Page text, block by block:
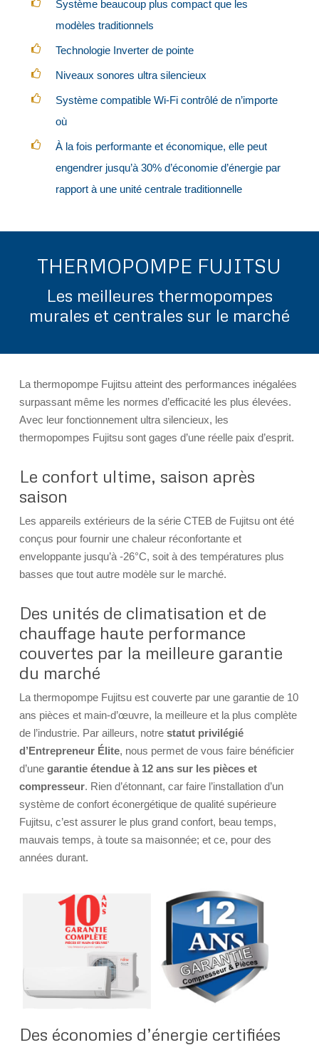
Système beaucoup plus compact que les
modèles traditionnels
Technologie Inverter de pointe
Niveaux sonores ultra silencieux
Système compatible Wi-Fi contrôlé de n’importe
où
À la fois performante et économique, elle peut
engendrer jusqu’à 30% d’économie d’énergie par
rapport à une unité centrale traditionnelle
THERMOPOMPE FUJITSU
Les meilleures thermopompes
murales et centrales sur le marché
La thermopompe Fujitsu atteint des performances inégalées
surpassant même les normes d’efficacité les plus élevées.
Avec leur fonctionnement ultra silencieux, les
thermopompes Fujitsu sont gages d’une réelle paix d’esprit.
Le confort ultime, saison après
saison
Les appareils extérieurs de la série CTEB de Fujitsu ont été
conçus pour fournir une chaleur réconfortante et
enveloppante jusqu’à -26°C, soit à des températures plus
basses que tout autre modèle sur le marché.
Des unités de climatisation et de
chauffage haute performance
couvertes par la meilleure garantie
du marché
La thermopompe Fujitsu est couverte par une garantie de 10
ans pièces et main-d’œuvre, la meilleure et la plus complète
de l’industrie. Par ailleurs, notre statut privilégié
d’Entrepreneur Élite, nous permet de vous faire bénéficier
d’une garantie étendue à 12 ans sur les pièces et
compresseur. Rien d’étonnant, car faire l’installation d’un
système de confort éconergétique de qualité supérieure
Fujitsu, c’est assurer le plus grand confort, beau temps,
mauvais temps, à toute sa maisonnée; et ce, pour des
années durant.
Des économies d’énergie certifiées